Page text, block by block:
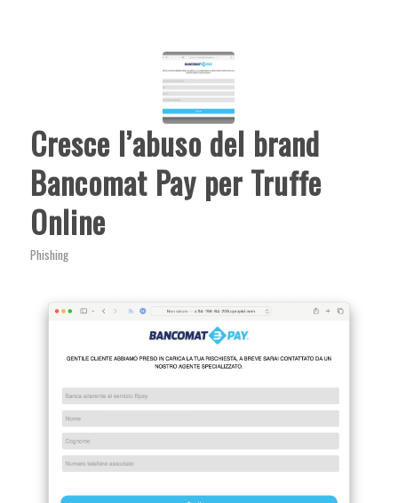
Cresce l’abuso del brand
Bancomat Pay per Truffe
Online
Phishing